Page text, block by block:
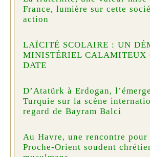
France, lumière sur cette
action
LAÏCITÉ SCOLAIRE : UN
MINISTÉRIEL CALAMITEUX
DATE
D’Atatürk à Erdogan,
Turquie sur la scène
regard de Bayram Balci
Au Havre, une rencontre
Proche-Orient soudent